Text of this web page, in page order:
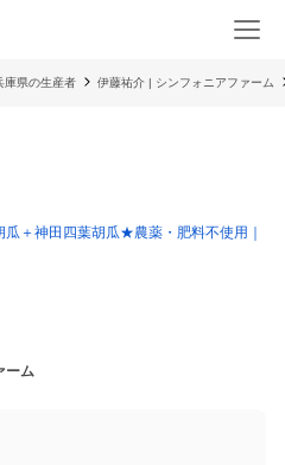
庫県の生産者 伊藤祐介 | シンフォニアファーム
瓜＋神田四葉胡瓜★農薬・肥料不使用｜
ーム